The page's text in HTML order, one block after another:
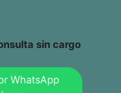
sin cargo
WhatsApp